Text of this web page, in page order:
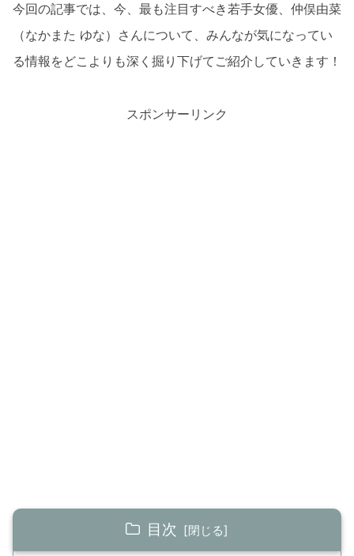
今回の記事では、今、最も注目すべき若手女優、仲俣由菜
（なかまた ゆな）さんについて、みんなが気になってい
る情報をどこよりも深く掘り下げてご紹介していきます！
スポンサーリンク
目次